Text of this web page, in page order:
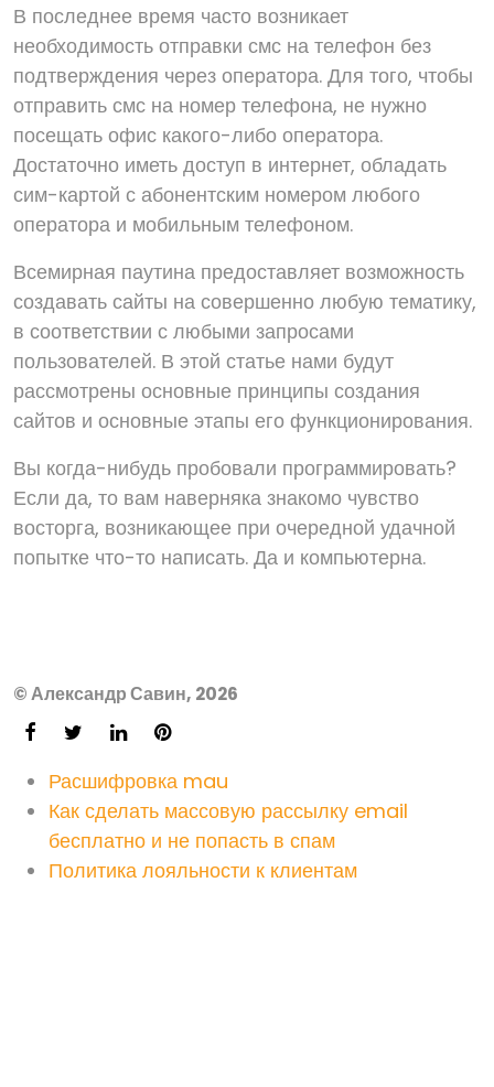
В последнее время часто возникает
необходимость отправки смс на телефон без
подтверждения через оператора. Для того, чтобы
отправить смс на номер телефона, не нужно
посещать офис какого-либо оператора.
Достаточно иметь доступ в интернет, обладать
сим-картой с абонентским номером любого
оператора и мобильным телефоном.
Всемирная паутина предоставляет возможность
создавать сайты на совершенно любую тематику,
в соответствии с любыми запросами
пользователей. В этой статье нами будут
рассмотрены основные принципы создания
сайтов и основные этапы его функционирования.
Вы когда-нибудь пробовали программировать?
Если да, то вам наверняка знакомо чувство
восторга, возникающее при очередной удачной
попытке что-то написать. Да и компьютерна.
© Александр Савин, 2026
Расшифровка mau
Как сделать массовую рассылку email
бесплатно и не попасть в спам
Политика лояльности к клиентам